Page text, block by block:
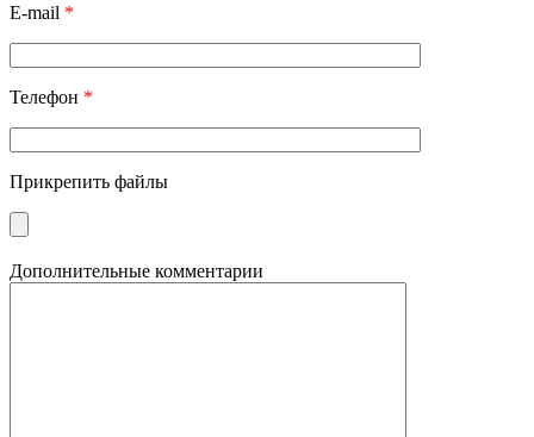
E-mail *
Телефон *
Прикрепить файлы
Дополнительные комментарии